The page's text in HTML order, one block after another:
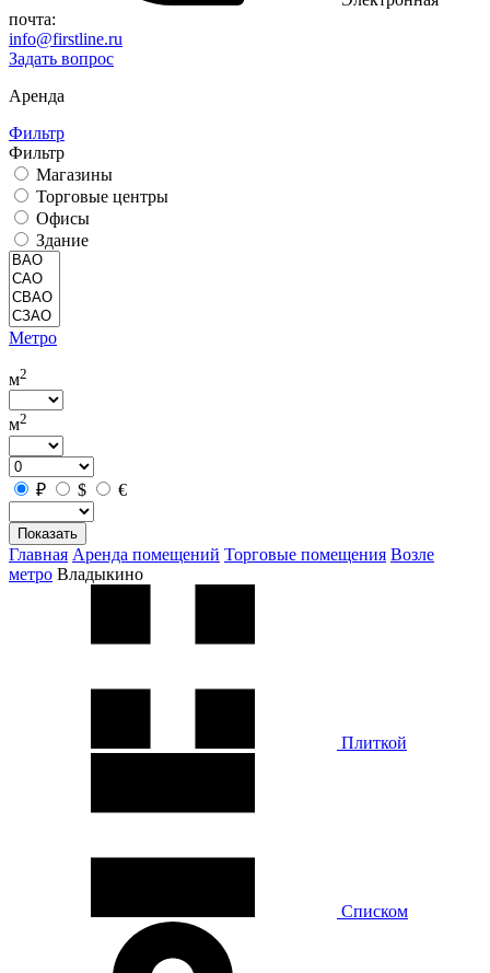
почта:
info@firstline.ru
Задать вопрос
Аренда
Фильтр
Фильтр
Магазины
Торговые центры
Офисы
Здание
Метро
м2
м2
₽ $ €
Показать
Главная Аренда помещений Торговые помещения Возле
метро Владыкино
Плиткой
Списком